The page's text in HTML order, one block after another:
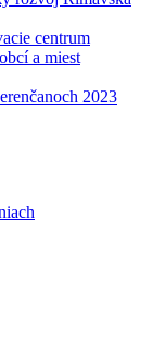
centrum
a miest
2023